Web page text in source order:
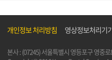
개인정보 처리방침 영상정보처리기
본사 : (07245) 서울특별시 영등포구 영중